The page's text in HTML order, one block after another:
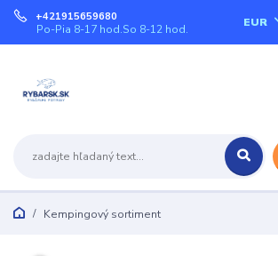
EUR
+421915659680
Po-Pia 8-17 hod.So 8-12 hod.
Kempingový sortiment